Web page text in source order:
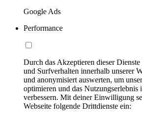
Google Ads
Performance
Durch das Akzeptieren dieser
und Surfverhalten innerhalb unserer
und anonymisiert auswerten, um
optimieren und das Nutzungserlebnis
verbessern. Mit deiner Einwilligung
Webseite folgende Drittdienste ein: